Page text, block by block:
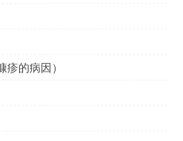
的病因）